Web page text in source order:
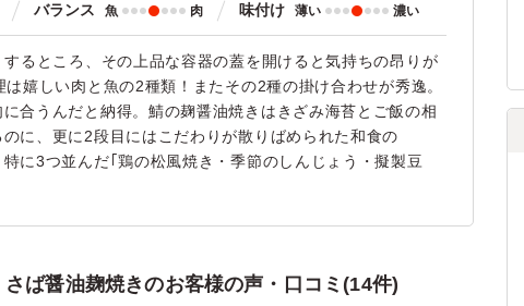
バランス 魚 肉 味付け 薄い 濃い
るところ、その上品な容器の蓋を開けると気持ちの昂りが
嬉しい肉と魚の2種類！またその2種の掛け合わせが秀逸。
合うんだと納得。鯖の麹醤油焼きはきざみ海苔とご飯の相
に、更に2段目にはこだわりが散りばめられた和食の
に3つ並んだ｢鶏の松風焼き・季節のしんじょう・擬製豆
ば醤油麹焼きのお客様の声・口コミ(14件)